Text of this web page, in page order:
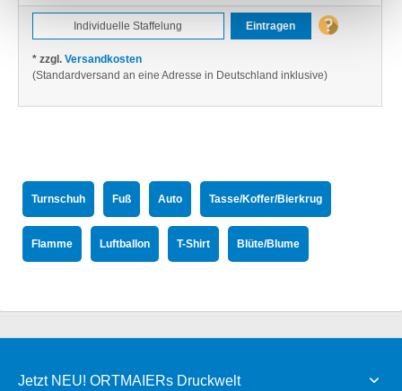
Eintragen
* zzgl. Versandkosten
(Standardversand an eine Adresse in Deutschland inklusive)
Turnschuh Fuß Auto Tasse/Koffer/Bierkrug
Flamme Luftballon T-Shirt Blüte/Blume
Jetzt NEU! ORTMAIERs Druckwelt